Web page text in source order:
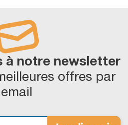
à notre newsletter
offres par
email